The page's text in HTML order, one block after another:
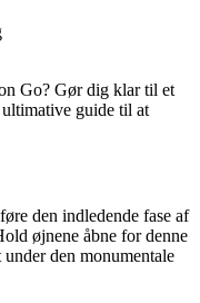
Go? Gør dig klar til et
guide til at
den indledende fase af
øjnene åbne for denne
den monumentale